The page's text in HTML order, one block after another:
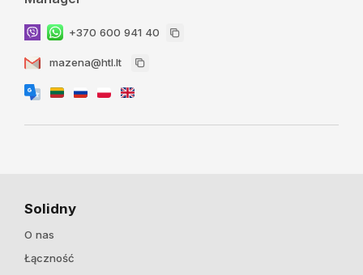
+370 600 941 40
mazena@htl.lt
Solidny
O nas
Łączność